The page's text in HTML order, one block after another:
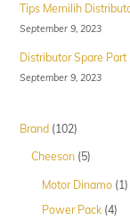
Tips Memilih
September 9, 2023
Distributor Spare
September 9, 2023
Brand 102102
Cheeson 55
Motor Dinamo 11
Power Pack 44